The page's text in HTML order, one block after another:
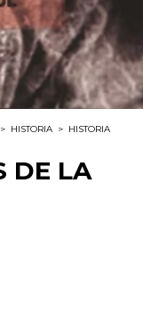
> HISTORIA > HISTORIA
DE LA